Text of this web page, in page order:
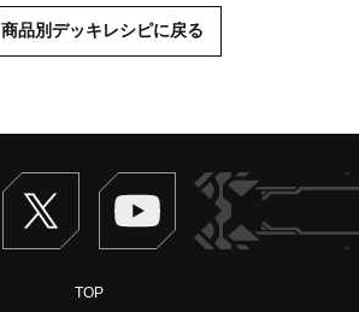
商品別デッキレシピに戻る
Twitter ヴァンガードch
TOP